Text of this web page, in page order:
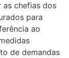
as chefias dos
para
ao
de demandas